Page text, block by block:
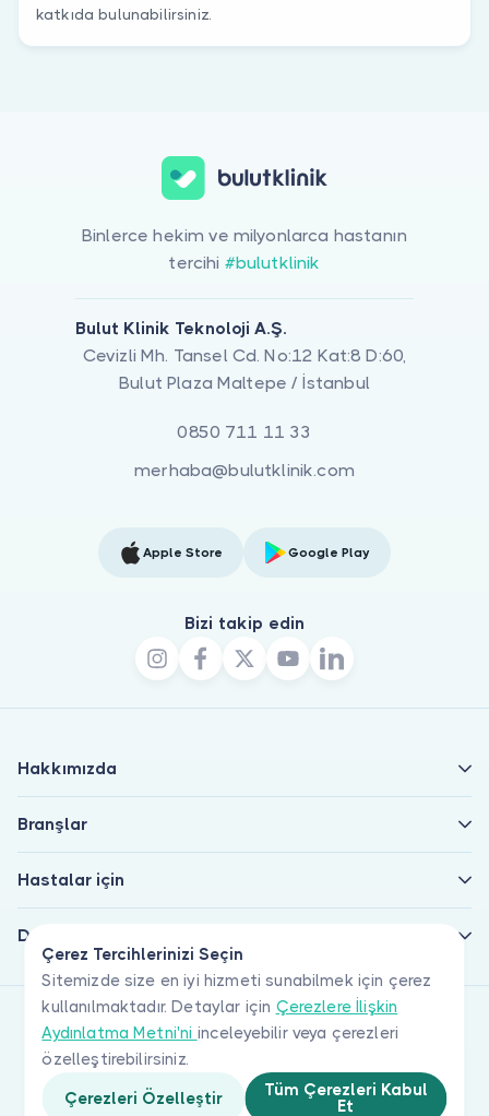
katkıda bulunabilirsiniz.
Çerez Tercihlerinizi Seçin
Sitemizde size en iyi hizmeti sunabilmek için çerez
kullanılmaktadır. Detaylar için Çerezlere İlişkin
Aydınlatma Metni'ni inceleyebilir veya çerezleri
özelleştirebilirsiniz.
Çerezleri Özelleştir
Tüm Çerezleri Kabul
Et
Binlerce hekim ve milyonlarca hastanın
tercihi #bulutklinik
Bulut Klinik Teknoloji A.Ş.
Cevizli Mh. Tansel Cd. No:12 Kat:8 D:60,
Bulut Plaza Maltepe / İstanbul
0850 711 11 33
merhaba@bulutklinik.com
Apple Store Google Play
Bizi takip edin
Hakkımızda
Branşlar
Hastalar için
Doktorlar için